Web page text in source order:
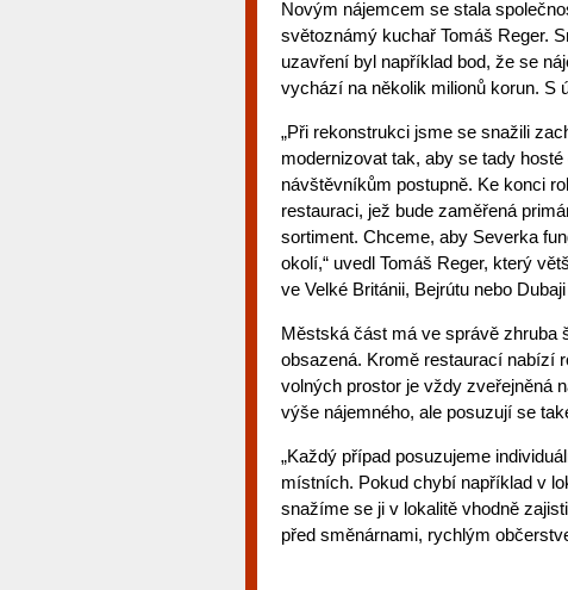
Novým nájemcem se stala
světoznámý kuchař Tomáš Reger.
uzavření byl například bod, že se
vychází na několik milionů korun. S
„Při rekonstrukci jsme se snažili
modernizovat tak, aby se tady
návštěvníkům postupně. Ke konci
restauraci, jež bude zaměřená
sortiment. Chceme, aby Severka
okolí,“ uvedl Tomáš Reger, který
ve Velké Británii, Bejrútu nebo
Městská část má ve správě zhruba
obsazená. Kromě restaurací nabízí
volných prostor je vždy zveřejněná
výše nájemného, ale posuzují se
„Každý případ posuzujeme
místních. Pokud chybí například v
snažíme se ji v lokalitě vhodně
před směnárnami, rychlým